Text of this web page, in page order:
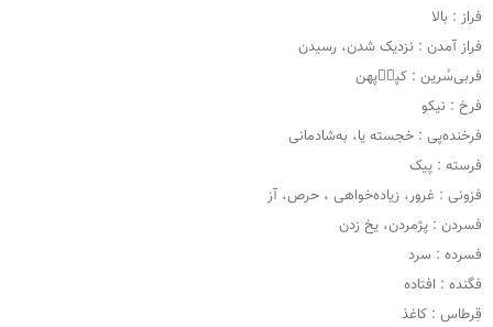
فراز : بالا
فراز آمدن : نزدیک شدن، رسیدن
فربی‌سُرین : کپل٘‌پهن
فرخ : نیکو
فرخنده‌پی : خجسته یا، به‌شادمانی
فرسته : پیک
فزونی : غرور، زیاده‌خواهی ، حرص، آز
فسردن : پژمردن، یخ زدن
فسرده : سرد
فگنده : افتاده
قِرطاس : کاغذ